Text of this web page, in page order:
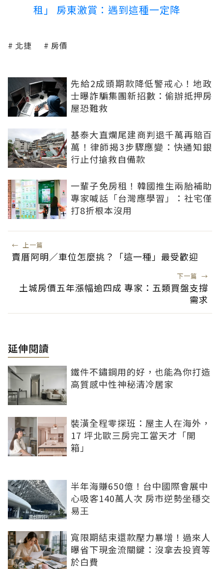
租」 房東激賞：遇到這種一定降
北捷 房價
先給2成頭期款降低警戒心！地政
士曝詐騙集團新招數：偷辦抵押房
屋恐難救
基泰大直爛尾建商判退千萬再賠百
萬！律師揭3步驟應變：快通知銀
行止付搶救自備款
一輩子免房租！韓國推生兩胎補助
專家喊話「台灣應學習」：社宅僅
打8折根本沒用
← 上一篇
賣厝阿明／車位怎麼挑？「這一種」最受歡迎
下一篇 →
土城房價五年漲幅逾四成 專家：五類買盤支撐
需求
延伸閱讀
鐵件不鏽鋼用的好，也能為你打造
高質感中性神秘清冷居家
裝潢全程零探班：屋主人在海外，
17 坪北歐三房完工當天才「開
箱」
半年海賺650億！台中國際會展中
心吸客140萬人次 房市逆勢坐穩交
易王
寬限期結束還款壓力暴增！過來人
曝省下現金流關鍵：沒拿去投資等
於白費